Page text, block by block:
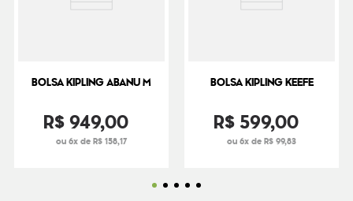
BOLSA KIPLING ABANU M
R$949,00
ou 6x de R$ 158,17
BOLSA KIPLING KEEFE
R$599,00
ou 6x de R$ 99,83